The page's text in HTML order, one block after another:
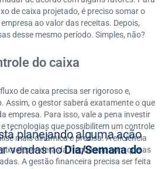
de caixa projetado, é preciso somar o
ao valor das receitas. Depois,
desse mesmo período. Simples, não?
do caixa
de caixa precisa ser rigoroso e,
Assim, o gestor saberá exatamente o que
empresa. Para isso, vale a pena investir
tecnologias que possibilitem um controle
mais dinâmica e precisa. A eficiência
dependerá da frequência com que as
A gestão financeira precisa ser feita